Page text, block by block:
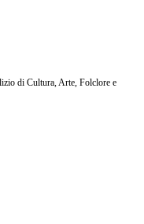
di Cultura, Arte, Folclore e